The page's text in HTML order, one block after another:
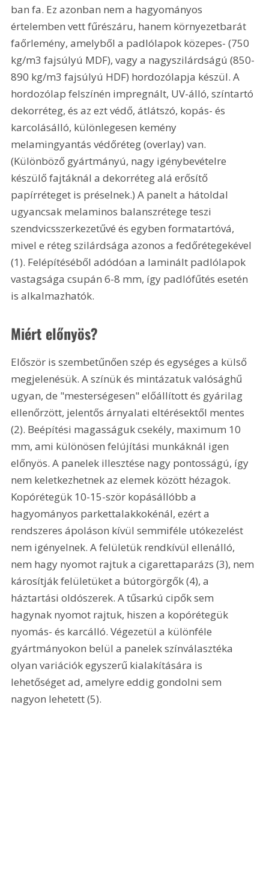
ban fa. Ez azonban nem a hagyományos
értelemben vett fűrészáru, hanem környezetbarát
faőrlemény, amelyből a padlólapok közepes- (750
kg/m3 fajsúlyú MDF), vagy a nagyszilárdságú (850-
890 kg/m3 fajsúlyú HDF) hordozólapja készül. A
hordozólap felszínén impregnált, UV-álló, színtartó
dekorréteg, és az ezt védő, átlátszó, kopás- és
karcolásálló, különlegesen kemény
melamingyantás védőréteg (overlay) van.
(Különböző gyártmányú, nagy igénybevételre
készülő fajtáknál a dekorréteg alá erősítő
papírréteget is préselnek.) A panelt a hátoldal
ugyancsak melaminos balanszrétege teszi
szendvicsszerkezetűvé és egyben formatartóvá,
mivel e réteg szilárdsága azonos a fedőrétegekével
(1). Felépítéséből adódóan a laminált padlólapok
vastagsága csupán 6-8 mm, így padlófűtés esetén
is alkalmazhatók.
Miért előnyös?
Először is szembetűnően szép és egységes a külső
megjelenésük. A színük és mintázatuk valósághű
ugyan, de "mesterségesen" előállított és gyárilag
ellenőrzött, jelentős árnyalati eltérésektől mentes
(2). Beépítési magasságuk csekély, maximum 10
mm, ami különösen felújítási munkáknál igen
előnyös. A panelek illesztése nagy pontosságú, így
nem keletkezhetnek az elemek között hézagok.
Kopórétegük 10-15-ször kopásállóbb a
hagyományos parkettalakkokénál, ezért a
rendszeres ápoláson kívül semmiféle utókezelést
nem igényelnek. A felületük rendkívül ellenálló,
nem hagy nyomot rajtuk a cigarettaparázs (3), nem
károsítják felületüket a bútorgörgők (4), a
háztartási oldószerek. A tűsarkú cipők sem
hagynak nyomot rajtuk, hiszen a kopórétegük
nyomás- és karcálló. Végezetül a különféle
gyártmányokon belül a panelek színválasztéka
olyan variációk egyszerű kialakítására is
lehetőséget ad, amelyre eddig gondolni sem
nagyon lehetett (5).